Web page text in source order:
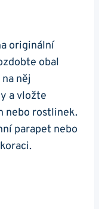
originální
obal
něj
a vložte
nebo ‌rostlinek.
parapet nebo